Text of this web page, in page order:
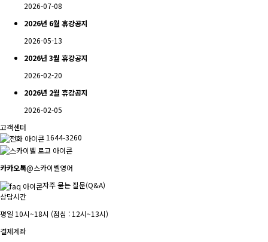
2026-07-08
2026년 6월 휴강공지
2026-05-13
2026년 3월 휴강공지
2026-02-20
2026년 2월 휴강공지
2026-02-05
고객센터
1644-3260
카카오톡@스카이벨영어
자주 묻는 질문(Q&A)
상담시간
평일 10시~18시 (점심 : 12시~13시)
결제계좌